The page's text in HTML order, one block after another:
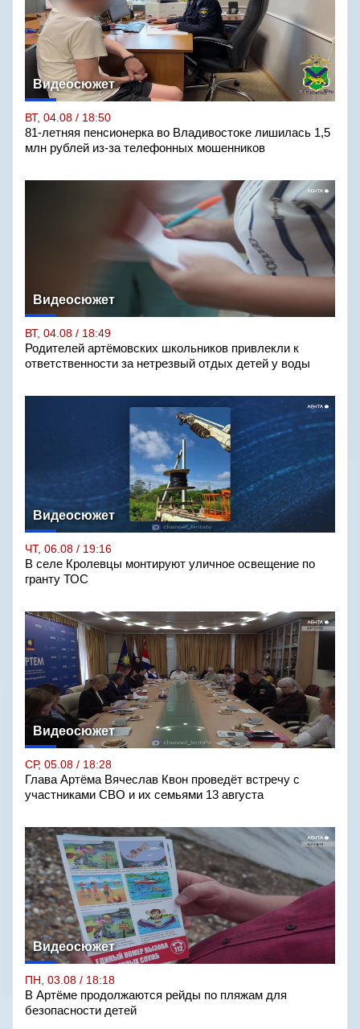
Видеосюжет
ВТ, 04.08 / 18:50
81-летняя пенсионерка во Владивостоке лишилась 1,5
млн рублей из-за телефонных мошенников
Видеосюжет
ВТ, 04.08 / 18:49
Родителей артёмовских школьников привлекли к
ответственности за нетрезвый отдых детей у воды
Видеосюжет
ЧТ, 06.08 / 19:16
В селе Кролевцы монтируют уличное освещение по
гранту ТОС
Видеосюжет
СР, 05.08 / 18:28
Глава Артёма Вячеслав Квон проведёт встречу с
участниками СВО и их семьями 13 августа
Видеосюжет
ПН, 03.08 / 18:18
В Артёме продолжаются рейды по пляжам для
безопасности детей